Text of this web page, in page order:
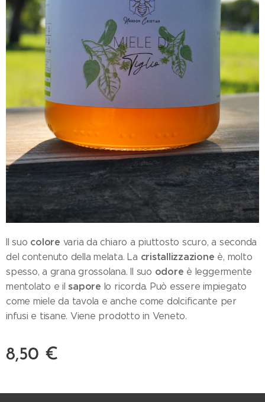
Il suo colore varia da chiaro a piuttosto scuro, a seconda
del contenuto della melata. La cristallizzazione è, molto
spesso, a grana grossolana. Il suo odore è leggermente
mentolato e ilsapore lo ricorda. Può essere impiegato
come miele da tavola e anche come dolcificante per
infusi e tisane. Viene prodotto in Veneto.
8,50 €